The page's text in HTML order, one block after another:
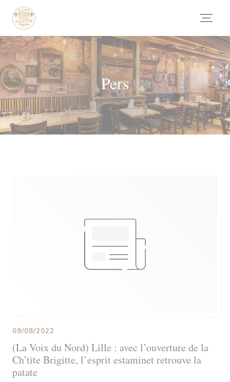
Cookies beheer paneel
Pers
(La Voix du Nord) Lille : avec l’ouverture de la
Ch’tite Brigitte, l’esprit estaminet retrouve la
patate
09/08/2022